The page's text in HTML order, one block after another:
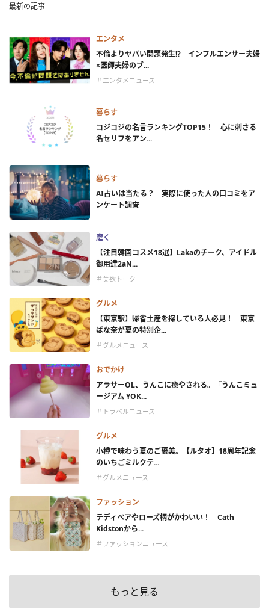
最新の記事
エンタメ
不倫よりヤバい問題発生!? インフルエンサー夫婦
×医師夫婦のブ...
＃エンタメニュース
暮らす
コジコジの名言ランキングTOP15！ 心に刺さる
名セリフをアン...
暮らす
AI占いは当たる？ 実際に使った人の口コミをア
ンケート調査
磨く
【注目韓国コスメ18選】Lakaのチーク、アイドル
御用達2aN...
＃美欲トーク
グルメ
【東京駅】帰省土産を探している人必見！ 東京
ばな奈が夏の特別企...
＃グルメニュース
おでかけ
アラサーOL、うんこに癒やされる。『うんこミュ
ージアム YOK...
＃トラベルニュース
グルメ
小樽で味わう夏のご褒美。【ルタオ】18周年記念
のいちごミルクテ...
＃グルメニュース
ファッション
テディベアやローズ柄がかわいい！ Cath
Kidstonから...
＃ファッションニュース
もっと見る